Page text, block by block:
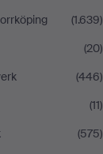
(1.639)
(20)
(446)
(11)
(575)